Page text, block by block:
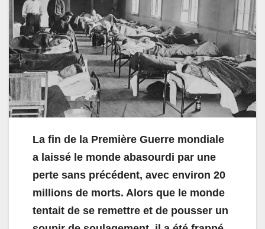
La fin de la Première Guerre mondiale
a laissé le monde abasourdi par une
perte sans précédent, avec environ 20
millions de morts. Alors que le monde
tentait de se remettre et de pousser un